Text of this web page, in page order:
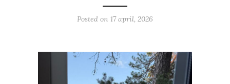
Posted on 17 april, 2026